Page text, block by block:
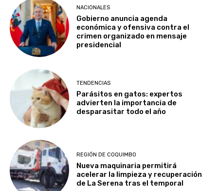
NACIONALES
Gobierno anuncia agenda
económica y ofensiva contra el
crimen organizado en mensaje
presidencial
TENDENCIAS
Parásitos en gatos: expertos
advierten la importancia de
desparasitar todo el año
REGIÓN DE COQUIMBO
Nueva maquinaria permitirá
acelerar la limpieza y recuperación
de La Serena tras el temporal